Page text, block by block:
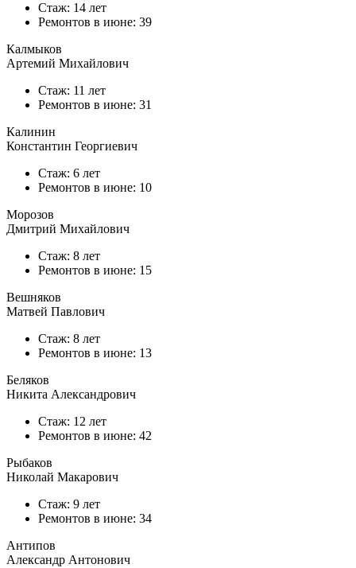
Стаж: 14 лет
Ремонтов в июне: 39
Калмыков
Артемий Михайлович
Стаж: 11 лет
Ремонтов в июне: 31
Калинин
Константин Георгиевич
Стаж: 6 лет
Ремонтов в июне: 10
Морозов
Дмитрий Михайлович
Стаж: 8 лет
Ремонтов в июне: 15
Вешняков
Матвей Павлович
Стаж: 8 лет
Ремонтов в июне: 13
Беляков
Никита Александрович
Стаж: 12 лет
Ремонтов в июне: 42
Рыбаков
Николай Макарович
Стаж: 9 лет
Ремонтов в июне: 34
Антипов
Александр Антонович